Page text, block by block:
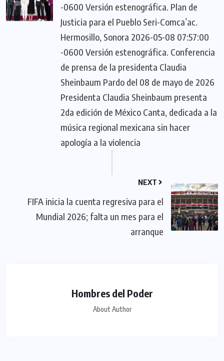
-0600 Versión estenográfica. Plan de
Justicia para el Pueblo Seri-Comca’ac.
Hermosillo, Sonora 2026-05-08 07:57:00
-0600 Versión estenográfica. Conferencia
de prensa de la presidenta Claudia
Sheinbaum Pardo del 08 de mayo de 2026
Presidenta Claudia Sheinbaum presenta
2da edición de México Canta, dedicada a la
música regional mexicana sin hacer
apología a la violencia
NEXT
FIFA inicia la cuenta regresiva para el
Mundial 2026; falta un mes para el
arranque
Hombres del Poder
About Author